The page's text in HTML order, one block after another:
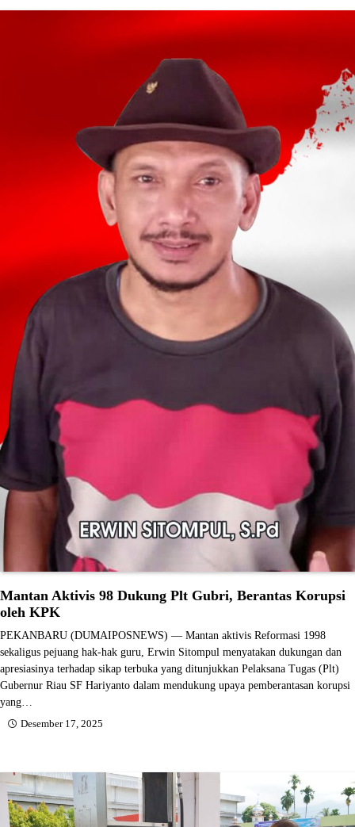
Mantan Aktivis 98 Dukung Plt Gubri, Berantas Korupsi
oleh KPK
PEKANBARU (DUMAIPOSNEWS) — Mantan aktivis Reformasi 1998
sekaligus pejuang hak-hak guru, Erwin Sitompul menyatakan dukungan dan
apresiasinya terhadap sikap terbuka yang ditunjukkan Pelaksana Tugas (Plt)
Gubernur Riau SF Hariyanto dalam mendukung upaya pemberantasan korupsi
yang…
Desember 17, 2025